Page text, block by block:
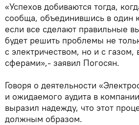
«Успехов добиваются тогда,
сообща, объединившись в один
если все сделают правильные
будет решить проблемы не
с электричеством, но и с газом,
сферами»,- заявил Погосян.
Говоря о деятельности
и ожидаемого аудита в
выразил надежду, что этот
должным образом.